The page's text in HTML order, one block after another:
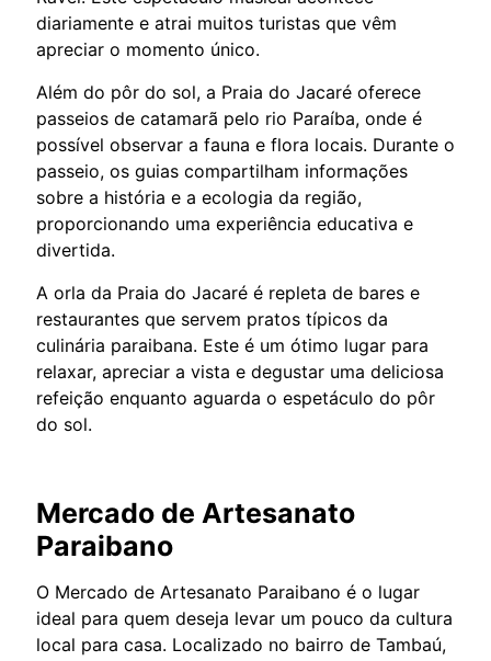
diariamente e atrai muitos turistas que vêm
apreciar o momento único.
Além do pôr do sol, a Praia do Jacaré oferece
passeios de catamarã pelo rio Paraíba, onde é
possível observar a fauna e flora locais. Durante o
passeio, os guias compartilham informações
sobre a história e a ecologia da região,
proporcionando uma experiência educativa e
divertida.
A orla da Praia do Jacaré é repleta de bares e
restaurantes que servem pratos típicos da
culinária paraibana. Este é um ótimo lugar para
relaxar, apreciar a vista e degustar uma deliciosa
refeição enquanto aguarda o espetáculo do pôr
do sol.
Mercado de Artesanato
Paraibano
O Mercado de Artesanato Paraibano é o lugar
ideal para quem deseja levar um pouco da cultura
local para casa. Localizado no bairro de Tambaú,